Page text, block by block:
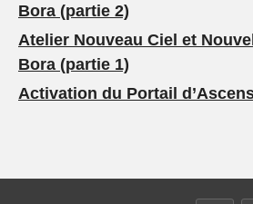
Bora (partie 2)
Atelier Nouveau Ciel et
Bora (partie 1)
Activation du Portail